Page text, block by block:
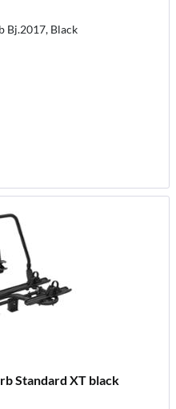
Bj.2017, Black
Standard XT black